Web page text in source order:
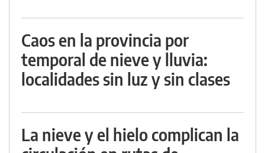
Caos en la provincia por
temporal de nieve y lluvia:
localidades sin luz y sin clases
La nieve y el hielo complican la